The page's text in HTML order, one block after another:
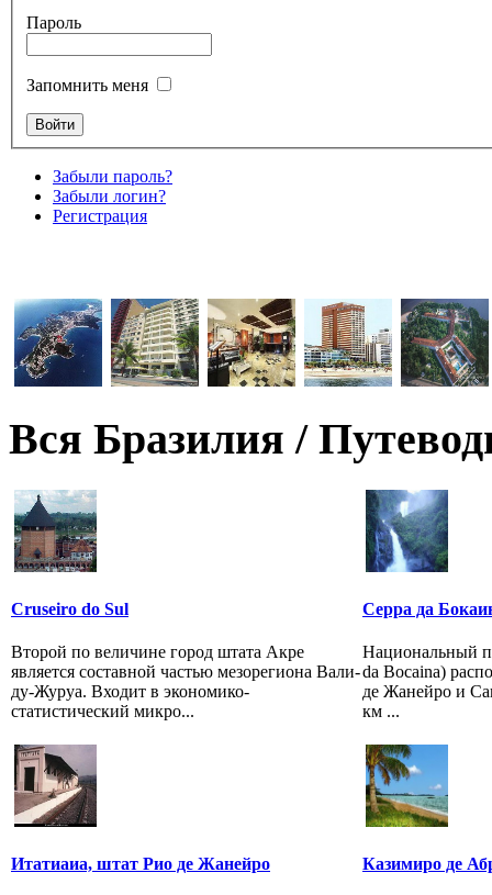
Пароль
Запомнить меня
Забыли пароль?
Забыли логин?
Регистрация
Вся Бразилия /
Cruseiro do Sul
Второй по величине город штата Акре
является составной частью мезорегиона Вали-
ду-Журуа. Входит в экономико-
статистический микро...
Серра да
Национальный
da Bocaina)
де Жанейро и
км ...
Итатиаиа, штат Рио де Жанейро Казимиро де